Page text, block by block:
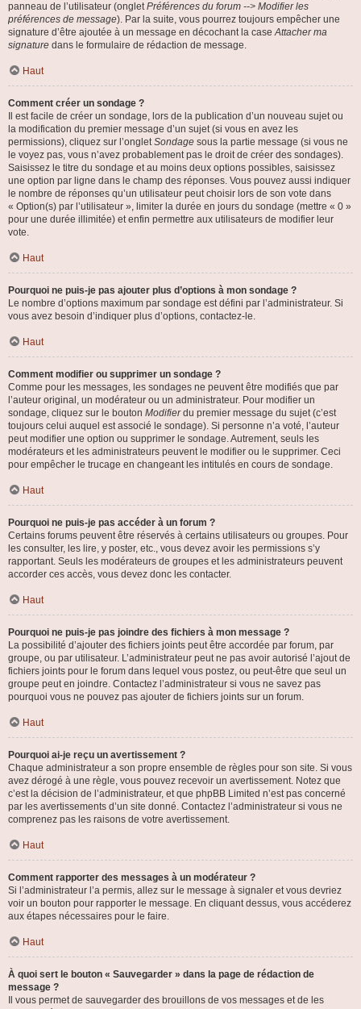
panneau de l’utilisateur (ongletPréférences du forum --> Modifier les
préférences de message). Par la suite, vous pourrez toujours empêcher une
signature d’être ajoutée à un message en décochant la caseAttacher ma
signature dans le formulaire de rédaction de message.
Haut
Comment créer un sondage ?
Il est facile de créer un sondage, lors de la publication d’un nouveau sujet ou
la modification du premier message d’un sujet (si vous en avez les
permissions), cliquez sur l’ongletSondage sous la partie message (si vous ne
le voyez pas, vous n’avez probablement pas le droit de créer des sondages).
Saisissez le titre du sondage et au moins deux options possibles, saisissez
une option par ligne dans le champ des réponses. Vous pouvez aussi indiquer
le nombre de réponses qu’un utilisateur peut choisir lors de son vote dans
« Option(s) par l’utilisateur », limiter la durée en jours du sondage (mettre « 0 »
pour une durée illimitée) et enfin permettre aux utilisateurs de modifier leur
vote.
Haut
Pourquoi ne puis-je pas ajouter plus d’options à mon sondage ?
Le nombre d’options maximum par sondage est défini par l’administrateur. Si
vous avez besoin d’indiquer plus d’options, contactez-le.
Haut
Comment modifier ou supprimer un sondage ?
Comme pour les messages, les sondages ne peuvent être modifiés que par
l’auteur original, un modérateur ou un administrateur. Pour modifier un
sondage, cliquez sur le bouton Modifierdu premier message du sujet (c’est
toujours celui auquel est associé le sondage). Si personne n’a voté, l’auteur
peut modifier une option ou supprimer le sondage. Autrement, seuls les
modérateurs et les administrateurs peuvent le modifier ou le supprimer. Ceci
pour empêcher le trucage en changeant les intitulés en cours de sondage.
Haut
Pourquoi ne puis-je pas accéder à un forum ?
Certains forums peuvent être réservés à certains utilisateurs ou groupes. Pour
les consulter, les lire, y poster, etc., vous devez avoir les permissions s’y
rapportant. Seuls les modérateurs de groupes et les administrateurs peuvent
accorder ces accès, vous devez donc les contacter.
Haut
Pourquoi ne puis-je pas joindre des fichiers à mon message ?
La possibilité d’ajouter des fichiers joints peut être accordée par forum, par
groupe, ou par utilisateur. L’administrateur peut ne pas avoir autorisé l’ajout de
fichiers joints pour le forum dans lequel vous postez, ou peut-être que seul un
groupe peut en joindre. Contactez l’administrateur si vous ne savez pas
pourquoi vous ne pouvez pas ajouter de fichiers joints sur un forum.
Haut
Pourquoi ai-je reçu un avertissement ?
Chaque administrateur a son propre ensemble de règles pour son site. Si vous
avez dérogé à une règle, vous pouvez recevoir un avertissement. Notez que
c’est la décision de l’administrateur, et que phpBB Limited n’est pas concerné
par les avertissements d’un site donné. Contactez l’administrateur si vous ne
comprenez pas les raisons de votre avertissement.
Haut
Comment rapporter des messages à un modérateur ?
Si l’administrateur l’a permis, allez sur le message à signaler et vous devriez
voir un bouton pour rapporter le message. En cliquant dessus, vous accéderez
aux étapes nécessaires pour le faire.
Haut
À quoi sert le bouton « Sauvegarder » dans la page de rédaction de
message ?
Il vous permet de sauvegarder des brouillons de vos messages et de les